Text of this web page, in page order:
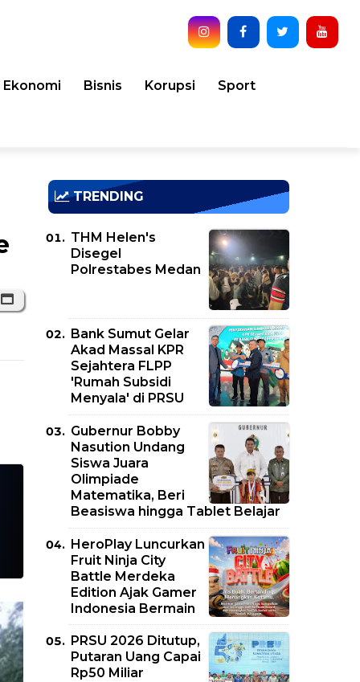
Ekonomi Bisnis Korupsi Sport
TRENDING
THM Helen's
Disegel
Polrestabes Medan
Bank Sumut Gelar
Akad Massal KPR
Sejahtera FLPP
'Rumah Subsidi
Menyala' di PRSU
Gubernur Bobby
Nasution Undang
Siswa Juara
Olimpiade
Matematika, Beri
Beasiswa hingga Tablet Belajar
HeroPlay Luncurkan
Fruit Ninja City
Battle Merdeka
Edition Ajak Gamer
Indonesia Bermain
PRSU 2026 Ditutup,
Putaran Uang Capai
Rp50 Miliar